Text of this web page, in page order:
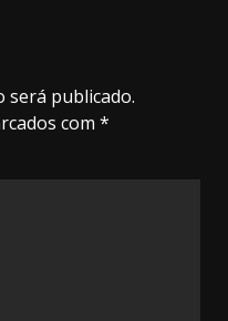
será publicado.
com *